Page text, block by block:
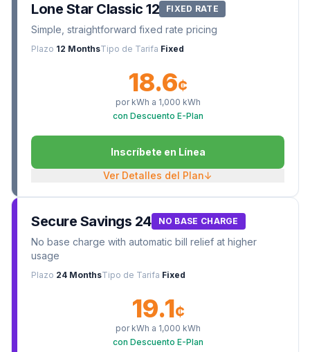
Lone Star Classic 12 FIXED RATE
Simple, straightforward fixed rate pricing
Plazo 12 MonthsTipo de Tarifa Fixed
18.6¢
por kWh a 1,000 kWh
con Descuento E-Plan
Inscríbete en Línea
Ver Detalles del Plan↓
Secure Savings 24 NO BASE CHARGE
No base charge with automatic bill relief at higher
usage
Plazo 24 MonthsTipo de Tarifa Fixed
19.1¢
por kWh a 1,000 kWh
con Descuento E-Plan